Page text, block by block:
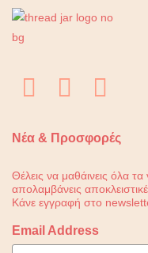
Νέα & Προσφορές
Θέλεις να μαθάινεις όλα
απολαμβάνεις
Κάνε εγγραφή στο
Email Address